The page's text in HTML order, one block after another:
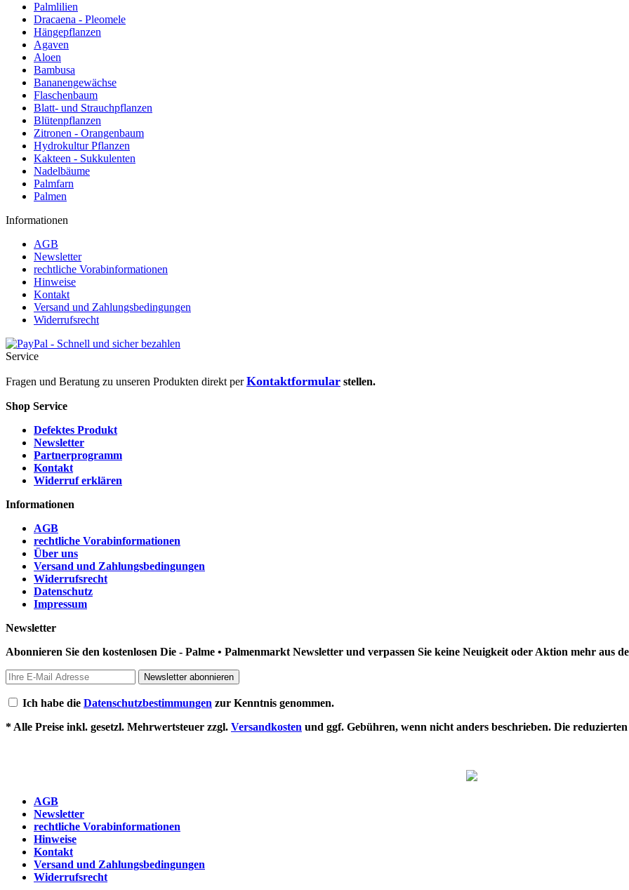
Palmlilien
Dracaena - Pleomele
Hängepflanzen
Agaven
Aloen
Bambusa
Bananengewächse
Flaschenbaum
Blatt- und Strauchpflanzen
Blütenpflanzen
Zitronen - Orangenbaum
Hydrokultur Pflanzen
Kakteen - Sukkulenten
Nadelbäume
Palmfarn
Palmen
Informationen
AGB
Newsletter
rechtliche Vorabinformationen
Hinweise
Kontakt
Versand und Zahlungsbedingungen
Widerrufsrecht
Service
Fragen und Beratung zu unseren Produkten direkt perKontaktformular stellen.
Shop Service
Defektes Produkt
Newsletter
Partnerprogramm
Kontakt
Widerruf erklären
Informationen
AGB
rechtliche Vorabinformationen
Über uns
Versand und Zahlungsbedingungen
Widerrufsrecht
Datenschutz
Impressum
Newsletter
Abonnieren Sie den kostenlosen Die - Palme • Palmenmarkt Newsletter und verpassen Sie keine Neuigkeit oder Aktion mehr aus
Newsletter abonnieren
Ich habe die Datenschutzbestimmungen zur Kenntnis genommen.
* Alle Preise inkl. gesetzl. Mehrwertsteuer zzgl. Versandkosten und ggf. Gebühren, wenn nicht anders beschrieben. Die
AGB
Newsletter
rechtliche Vorabinformationen
Hinweise
Kontakt
Versand und Zahlungsbedingungen
Widerrufsrecht